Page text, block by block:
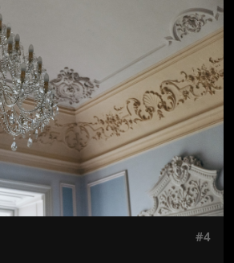
Jön még kép!
#4